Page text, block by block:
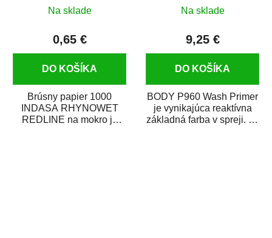
Na sklade
0,65 €
DO KOŠÍKA
Brúsny papier 1000
INDASA RHYNOWET
REDLINE na mokro je
Na sklade
9,25 €
DO KOŠÍKA
BODY P960 Wash Primer
je vynikajúca reaktívna
základná farba v spreji. Je